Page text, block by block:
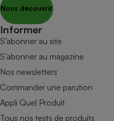
Nous découvrir
Informer
S’abonner au site
S’abonner au magazine
Nos newsletters
Commander une parution
Appli Quel Produit
Tous nos tests de produits